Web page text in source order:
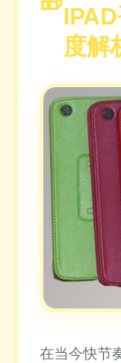
度解
在当今快节